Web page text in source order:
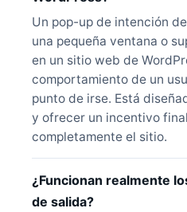
Un pop-up de intención
una pequeña ventana o
en un sitio web de
comportamiento de un
punto de irse. Está
y ofrecer un incentivo
completamente el sitio.
¿Funcionan realmente
de salida?